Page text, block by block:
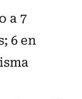
a 7
6 en